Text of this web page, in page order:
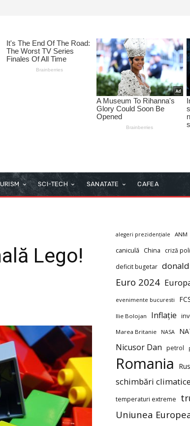
SCI-TECH SANATATE CAFEA
Lego!
alegeri prezidențiale ANM
caniculă China criză
deficit bugetar
Euro 2024
evenimente bucuresti
Ilie Bolojan Inflație
Marea Britanie NASA
Nicusor Dan petrol
Romania
schimbări climatice
temperaturi extreme
Uniunea